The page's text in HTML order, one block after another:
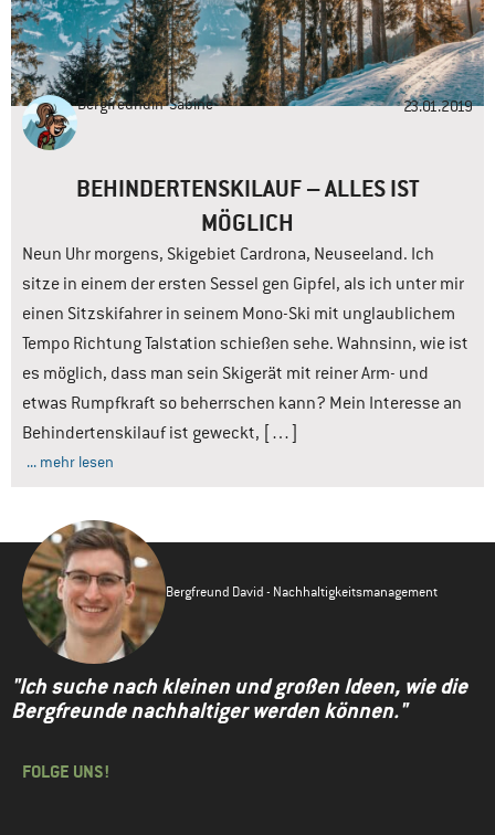
Bergfreundin Sabine 23.01.2019
BEHINDERTENSKILAUF – ALLES IST
MÖGLICH
Neun Uhr morgens, Skigebiet Cardrona, Neuseeland. Ich
sitze in einem der ersten Sessel gen Gipfel, als ich unter mir
einen Sitzskifahrer in seinem Mono-Ski mit unglaublichem
Tempo Richtung Talstation schießen sehe. Wahnsinn, wie ist
es möglich, dass man sein Skigerät mit reiner Arm- und
etwas Rumpfkraft so beherrschen kann? Mein Interesse an
Behindertenskilauf ist geweckt, […]
... mehr lesen
Bergfreund David - Nachhaltigkeitsmanagement
"Ich suche nach kleinen und großen Ideen, wie die
Bergfreunde nachhaltiger werden können."
FOLGE UNS!